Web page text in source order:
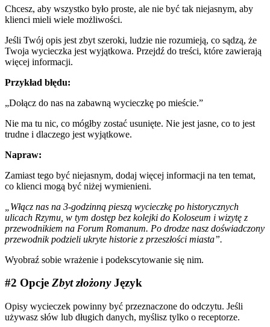
Chcesz, aby wszystko było proste, ale nie być tak niejasnym, aby
klienci mieli wiele możliwości.
Jeśli Twój opis jest zbyt szeroki, ludzie nie rozumieją, co sądzą, że
Twoja wycieczka jest wyjątkowa. Przejdź do treści, które zawierają
więcej informacji.
Przykład błędu:
„Dołącz do nas na zabawną wycieczkę po mieście.”
Nie ma tu nic, co mógłby zostać usunięte. Nie jest jasne, co to jest
trudne i dlaczego jest wyjątkowe.
Napraw:
Zamiast tego być niejasnym, dodaj więcej informacji na ten temat,
co klienci mogą być niżej wymienieni.
„Włącz nas na 3-godzinną pieszą wycieczkę po historycznych
ulicach Rzymu, w tym dostęp bez kolejki do Koloseum i wizytę z
przewodnikiem na Forum Romanum. Po drodze nasz doświadczony
przewodnik podzieli ukryte historie z przeszłości miasta”.
Wyobraź sobie wrażenie i podekscytowanie się nim.
#2 Opcje Zbyt złożonyJęzyk
Opisy wycieczek powinny być przeznaczone do odczytu. Jeśli
używasz słów lub długich danych, myślisz tylko o receptorze.